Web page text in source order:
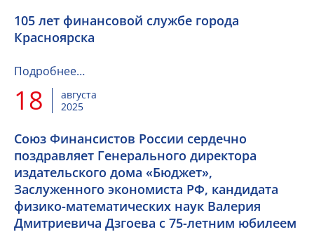
105 лет финансовой службе города
Красноярска
Подробнее…
18
августа
2025
Союз Финансистов России сердечно
поздравляет Генерального директора
издательского дома «Бюджет»,
Заслуженного экономиста РФ, кандидата
физико-математических наук Валерия
Дмитриевича Дзгоева с 75-летним юбилеем